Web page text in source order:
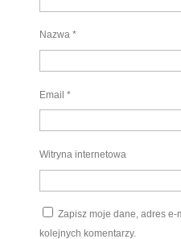
Nazwa *
Email *
Witryna internetowa
Zapisz moje dane, adres
kolejnych komentarzy.